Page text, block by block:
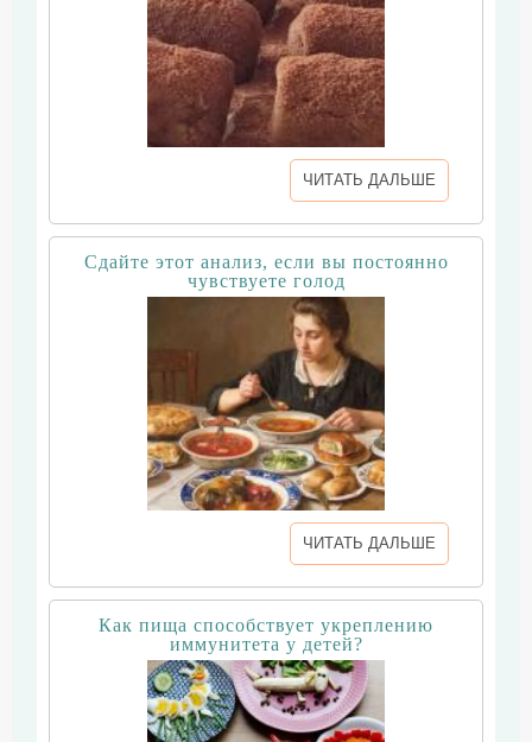
ЧИТАТЬ ДАЛЬШЕ
Сдайте этот анализ, если вы постоянно
чувствуете голод
ЧИТАТЬ ДАЛЬШЕ
Как пища способствует укреплению
иммунитета у детей?